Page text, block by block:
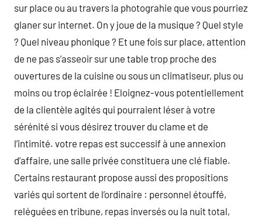
sur place ou au travers la photograhie que vous pourriez
glaner sur internet. On y joue de la musique ? Quel style
? Quel niveau phonique ? Et une fois sur place, attention
de ne pas s’asseoir sur une table trop proche des
ouvertures de la cuisine ou sous un climatiseur, plus ou
moins ou trop éclairée ! Eloignez-vous potentiellement
de la clientèle agités qui pourraient léser à votre
sérénité si vous désirez trouver du clame et de
l’intimité. votre repas est successif à une annexion
d’affaire, une salle privée constituera une clé fiable.
Certains restaurant propose aussi des propositions
variés qui sortent de l’ordinaire : personnel étouffé,
reléguées en tribune, repas inversés ou la nuit total,